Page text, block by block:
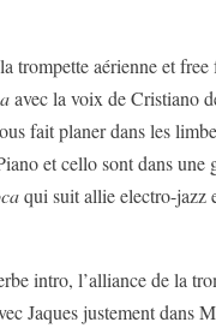
trompette aérienne et
avec la voix de Cristiano
fait planer dans les
et cello sont dans une
qui suit allie electro-jazz
intro, l’alliance de la
Jaques justement